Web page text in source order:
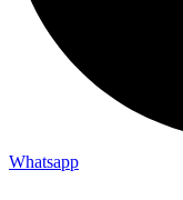
Whatsapp